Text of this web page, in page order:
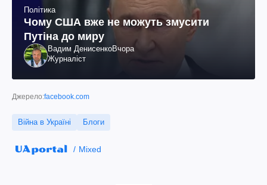
Політика
Чому США вже не можуть змусити
Путіна до миру
Вадим ДенисенкоВчора
Журналіст
Джерело:facebook.com
Війна в Україні Блоги
Mixed